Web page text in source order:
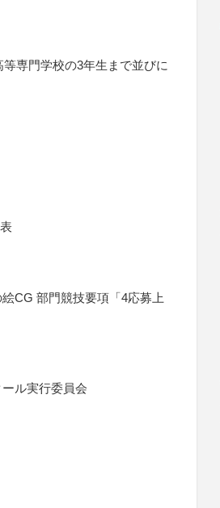
専門学校の3年生まで並びに
CG 部門競技要項「4応募上
ル実行委員会